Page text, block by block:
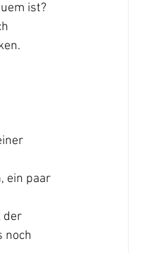
ist?
ein paar
der
noch